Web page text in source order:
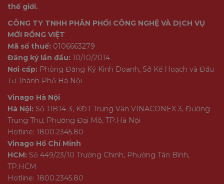
Các tính năng nổi bật khác:
Hỗ trợ lưu trữ thẻ SD 256GB
Nén H.265 để ghi lâu hơn
Khe cắm thẻ SD chống nước
thế giới.
CÔNG TY TNHH PHÂN PHỐI CÔNG NGHỆ VÀ DỊCH VỤ
MỚI RỒNG VIỆT
Mã số thuế: 0106663279
Đăng ký lần đầu: 10/10/2014
Nơi cấp: Phòng Đăng Ký Kinh Doanh, Sở Kế Hoạch và Đầu
Tư Thành Phố Hà Nội
Vinago Hà Nội
Hà Nội: Số 11BT4-3, KĐT Trung Văn VINACONEX 3, Đường
Trung Thư, Phường Đại Mỗ, TP.Hà Nội
Hotline: 1800.2345.80
Vinago Hồ Chí Minh
HCM: Số 449/23/10 Trường Chinh, Phường Tân Bình,
TP.HCM
Hotline: 1800.2345.80